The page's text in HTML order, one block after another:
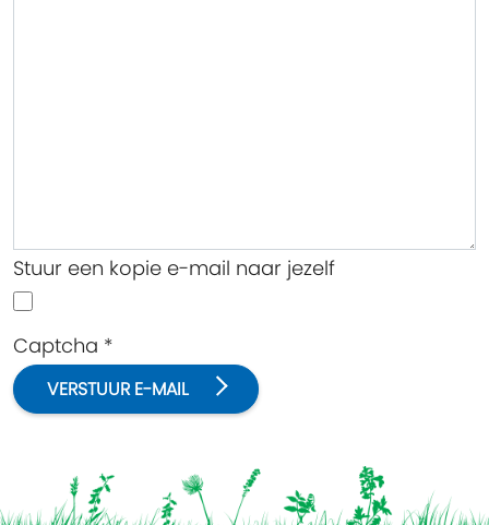
Stuur een kopie e-mail naar jezelf
Captcha *
VERSTUUR E-MAIL